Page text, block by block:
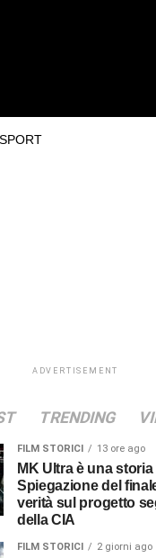
ADVERTISEMENT
TRENDING
FILM STORICI 13 ore ago
MK Ultra è una storia vera?
Spiegazione del
verità sul progetto
della CIA
FILM STORICI 2 giorni ago